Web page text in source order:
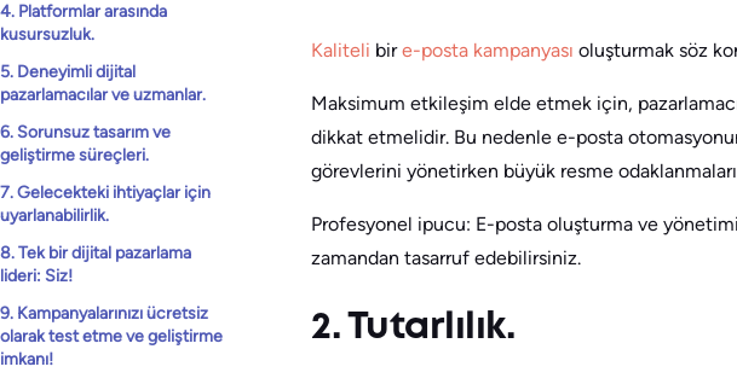
4. Platformlar arasında
kusursuzluk.
5. Deneyimli dijital
pazarlamacılar ve uzmanlar.
6. Sorunsuz tasarım ve
geliştirme süreçleri.
7. Gelecekteki ihtiyaçlar için
uyarlanabilirlik.
8. Tek bir dijital pazarlama
lideri: Siz!
9. Kampanyalarınızı ücretsiz
olarak test etme ve geliştirme
imkanı!
Kaliteli bire-posta kampanyası oluşturmak söz
Maksimum etkileşim elde etmek için,
dikkat etmelidir. Bu nedenle e-posta
görevlerini yönetirken büyük resme
Profesyonel ipucu: E-posta oluşturma ve
zamandan tasarruf edebilirsiniz.
2. Tutarlılık.